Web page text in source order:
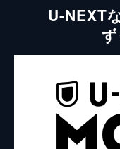
U-NEXT